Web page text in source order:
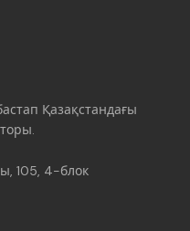
Қазақстандағы
105, 4-блок